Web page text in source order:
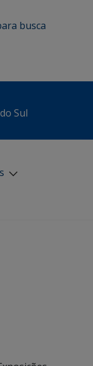
busca
Sul